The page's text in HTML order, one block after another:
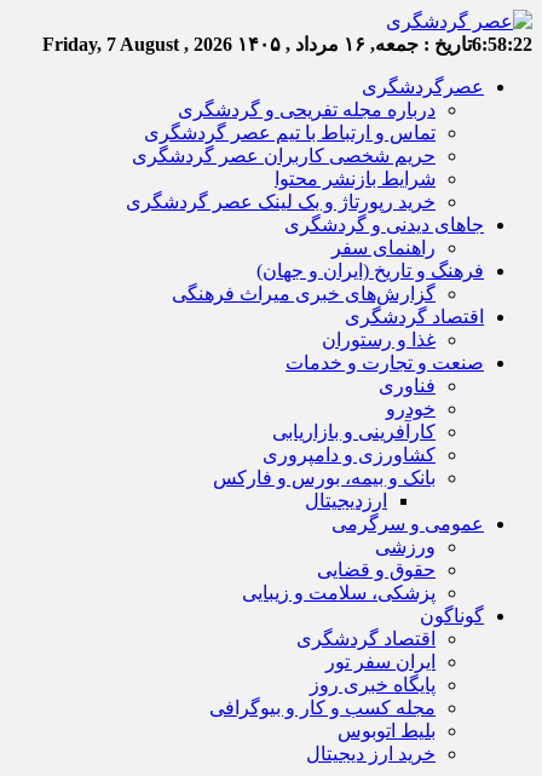
6:58:23تاریخ : جمعه, ۱۶ مرداد , ۱۴۰۵ Friday, 7 August , 2026
عصرگردشگری
درباره مجله تفریحی و گردشگری
تماس و ارتباط با تیم عصر گردشگری
حریم شخصی کاربران عصر گردشگری
شرایط بازنشر محتوا
خرید رپورتاژ و بک لینک عصر گردشگری
جاهای دیدنی و گردشگری
راهنمای سفر
فرهنگ و تاریخ (ایران و جهان)
گزارش‌های خبری میراث فرهنگی
اقتصاد گردشگری
غذا و رستوران
صنعت و تجارت و خدمات
فناوری
خودرو
کارآفرینی و بازاریابی
کشاورزی و دامپروری
بانک و بیمه، بورس و فارکس
ارزدیجیتال
عمومی و سرگرمی
ورزشی
حقوق و قضایی
پزشکی، سلامت و زیبایی
گوناگون
اقتصاد گردشگری
ایران سفر تور
پایگاه خبری روز
مجله کسب و کار و بیوگرافی
بلیط اتوبوس
خرید ارز دیجیتال